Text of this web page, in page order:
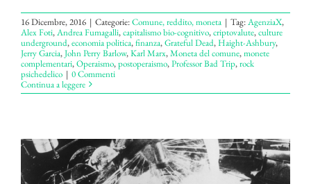
16 Dicembre, 2016 | Categorie:Comune, reddito, moneta | Tag:AgenziaX,
Alex Foti,Andrea Fumagalli,capitalismo bio-cognitivo,criptovalute,culture
underground,economia politica,finanza,Grateful Dead,Haight-Ashbury,
Jerry Garcia,John Perry Barlow,Karl Marx,Moneta del comune,monete
complementari,Operaismo,postoperaismo,Professor Bad Trip,rock
psichedelico | 0 Commenti
Continua a leggere